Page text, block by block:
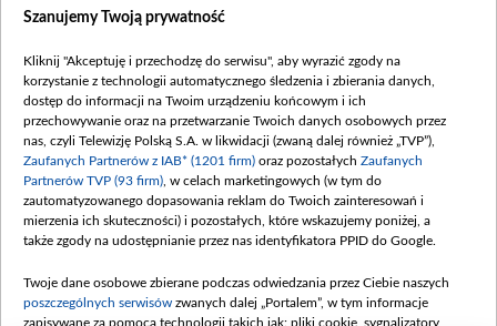
Dofinansowanie 635 783 051,21 PLN
(wpłata wrzesień 100 mln, październik 350
mln, listopad 265 mln)
Dofinansowanie 48 862 000,00 PLN
Data podpisania umowy: GRUDZIEŃ 2025
(wpłata grudzień 60,548 mln)
Dofinansowanie 900 000 000,00 PLN
Data podpisania umowy: LUTY 2026 (wpłata
kwiecień 180 mln, 7 maja 180 mln, 8
czerwca 90 mln)
Szanujemy Twoją prywatność
Kliknij "Akceptuję i przechodzę do serwisu", aby wyrazić zgody na
korzystanie z technologii automatycznego śledzenia i zbierania danych,
dostęp do informacji na Twoim urządzeniu końcowym i ich
przechowywanie oraz na przetwarzanie Twoich danych osobowych przez
nas, czyli Telewizję Polską S.A. w likwidacji (zwaną dalej również „TVP”),
Zaufanych Partnerów z IAB* (1201 firm) oraz pozostałych Zaufanych
Partnerów TVP (93 firm) , w celach marketingowych (w tym do
zautomatyzowanego dopasowania reklam do Twoich zainteresowań i
mierzenia ich skuteczności) i pozostałych, które wskazujemy poniżej, a
także zgody na udostępnianie przez nas identyfikatora PPID do Google.
Twoje dane osobowe zbierane podczas odwiedzania przez Ciebie naszych
poszczególnych serwisów zwanych dalej „Portalem”, w tym informacje
zapisywane za pomocą technologii takich jak: pliki cookie, sygnalizatory